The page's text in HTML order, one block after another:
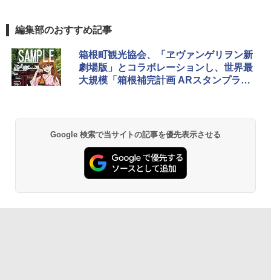
編集部のおすすめ記事
箱根町観光協会、「ヱヴァンゲリヲン新
劇場版」とコラボレーションし、世界最
大規模「箱根補完計画 ARスタンプラリ
Google 検索で当サイトの記事を優先表示させる